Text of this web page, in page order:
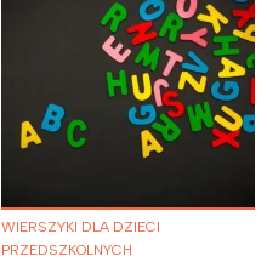
WIERSZYKI DLA DZIECI
PRZEDSZKOLNYCH